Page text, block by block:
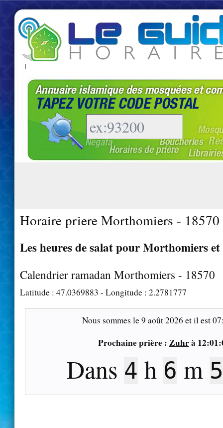
|
Horaire priere Morthomiers - 18570
Les heures de salat pour Morthomiers et
Calendrier ramadan Morthomiers - 18570
Latitude : 47.0369883 - Longitude : 2.2781777
Nous sommes le9 août 2026 et il est
Prochaine prière : Zuhrà
Dans 4 h 6 m 5